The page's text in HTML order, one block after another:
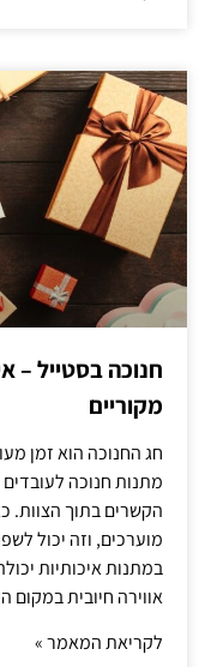
חנוכה בסטייל –
מקוריים
חג החנוכה הוא זמן
מתנות חנוכה
הקשרים בתוך הצוות.
מוערכים, וזה יכול
במתנות איכותיות
אווירה חיובית במקום
לקריאת המאמר »